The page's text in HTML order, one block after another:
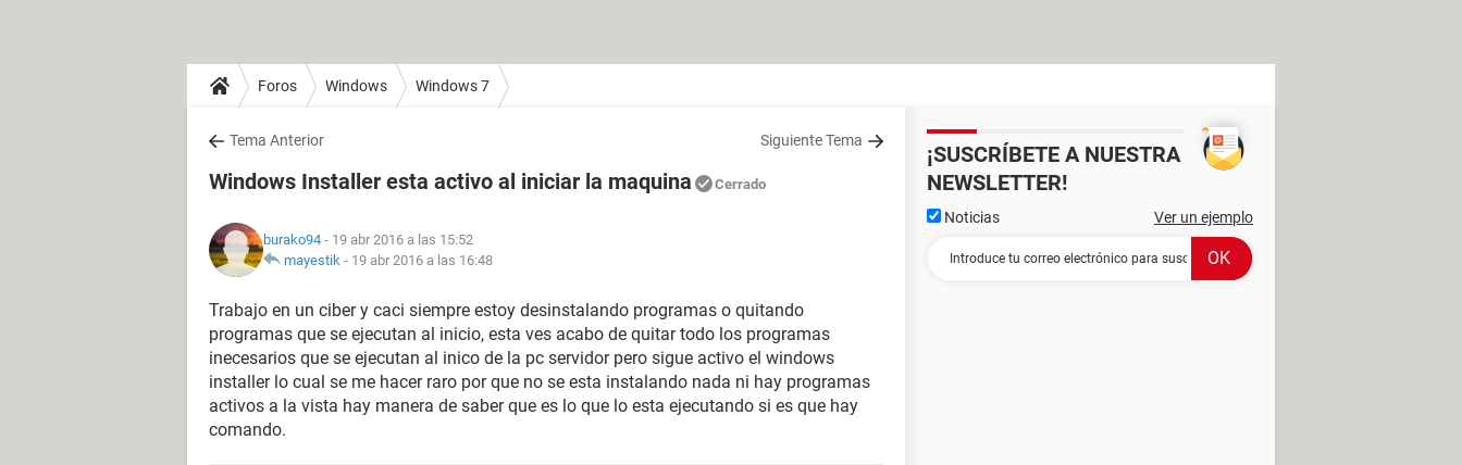
Foros Windows Windows 7
Tema Anterior Siguiente Tema
Windows Installer esta activo al iniciar la maquina Cerrado
burako94 - 19 abr 2016 a las 15:52
mayestik - 19 abr 2016 a las 16:48
Trabajo en un ciber y caci siempre estoy desinstalando programas o quitando
programas que se ejecutan al inicio, esta ves acabo de quitar todo los programas
inecesarios que se ejecutan al inico de la pc servidor pero sigue activo el windows
installer lo cual se me hacer raro por que no se esta instalando nada ni hay programas
activos a la vista hay manera de saber que es lo que lo esta ejecutando si es que hay
comando.
¡SUSCRÍBETE A NUESTRA
NEWSLETTER!
Noticias Ver un ejemplo